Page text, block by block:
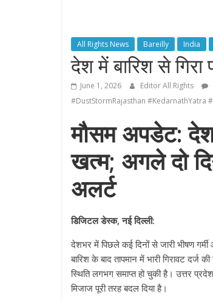
All Rights News Bareilly India
देश में बारिश से गिरा
June 1, 2026 Editor All Rights
#DustStormRajasthan #KedarnathYatra
मौसम अपडेट: देश
खत्म; अगले दो
अलर्ट
डिजिटल डेस्क, नई दिल्ली:
देशभर में पिछले कई दिनों से जारी भीषण
बारिश के बाद तापमान में भारी गिरावट
स्थिति लगभग समाप्त हो चुकी है। उत्तर
मिजाज पूरी तरह बदल दिया है।